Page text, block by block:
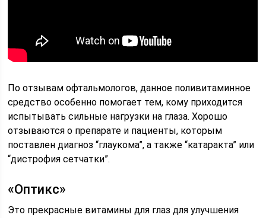
По отзывам офтальмологов, данное поливитаминное
средство особенно помогает тем, кому приходится
испытывать сильные нагрузки на глаза. Хорошо
отзываются о препарате и пациенты, которым
поставлен диагноз “глаукома”, а также “катаракта” или
“дистрофия сетчатки”.
«Оптикс»
Это прекрасные витамины для глаз для улучшения